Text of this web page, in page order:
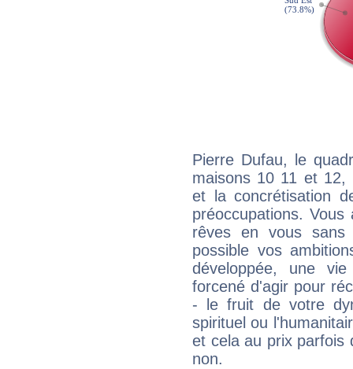
Pierre Dufau, le
maisons 10 11 et 12,
et la concrétisation
préoccupations.
rêves en vous sans
possible vos
développée, une
forcené d'agir pour
- le fruit de votre
spirituel ou
et cela au prix parfois
non.